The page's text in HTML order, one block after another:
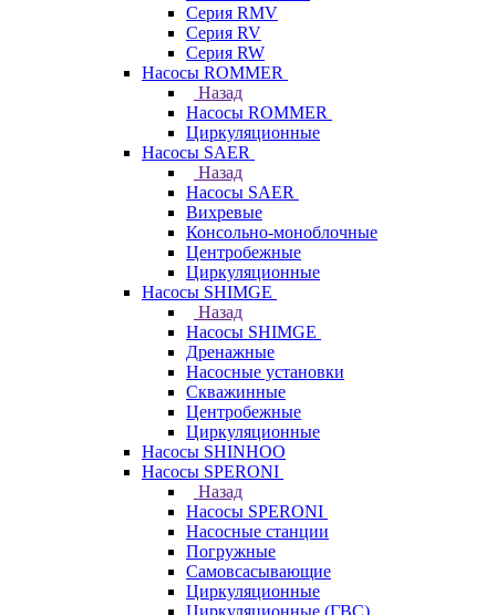
Серия RMV
Серия RV
Серия RW
Насосы ROMMER
Назад
Насосы ROMMER
Циркуляционные
Насосы SAER
Назад
Насосы SAER
Вихревые
Консольно-моноблочные
Центробежные
Циркуляционные
Насосы SHIMGE
Назад
Насосы SHIMGE
Дренажные
Насосные установки
Скважинные
Центробежные
Циркуляционные
Насосы SHINHOO
Насосы SPERONI
Назад
Насосы SPERONI
Насосные станции
Погружные
Самовсасывающие
Циркуляционные
Циркуляционные (ГВС)